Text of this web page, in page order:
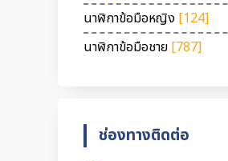
นาฬิกาข้อมือหญิง [124]
นาฬิกาข้อมือชาย [787]
ช่องทางติดต่อ